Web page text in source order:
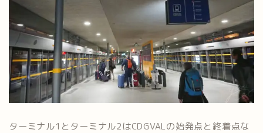
ターミナル1とターミナル2はCDGVALの始発点と終着点な